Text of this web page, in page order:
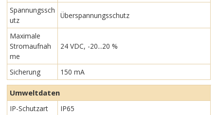
Spannungssch
utz
Überspannungsschutz
Maximale
Stromaufnah
me
24 VDC, -20...20 %
Sicherung 150 mA
Umweltdaten
IP-Schutzart IP65